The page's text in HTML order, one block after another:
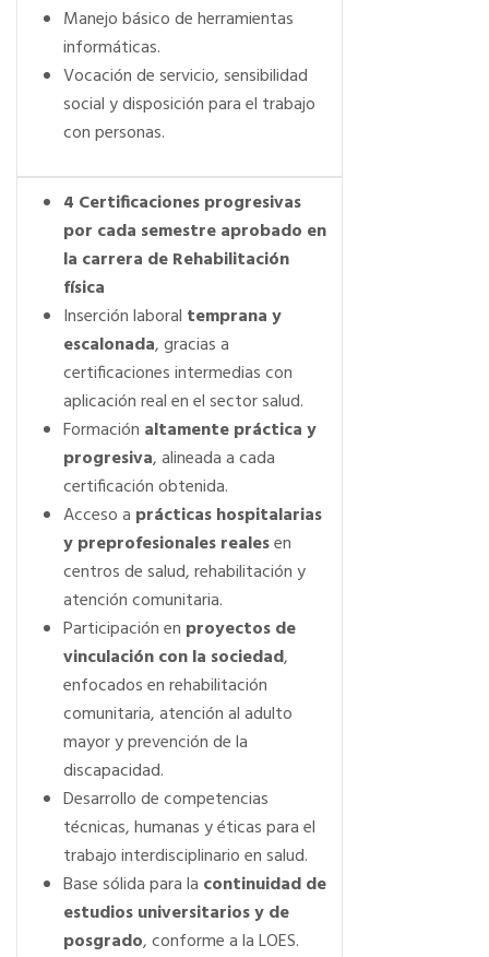
Manejo básico de herramientas
informáticas.
Vocación de servicio, sensibilidad
social y disposición para el trabajo
con personas.
4 Certificaciones progresivas
por cada semestre aprobado en
la carrera de Rehabilitación
física
Inserción laboral temprana y
escalonada, gracias a
certificaciones intermedias con
aplicación real en el sector salud.
Formación altamente práctica y
progresiva, alineada a cada
certificación obtenida.
Acceso a prácticas hospitalarias
y preprofesionales realesen
centros de salud, rehabilitación y
atención comunitaria.
Participación en proyectos de
vinculación con la sociedad,
enfocados en rehabilitación
comunitaria, atención al adulto
mayor y prevención de la
discapacidad.
Desarrollo de competencias
técnicas, humanas y éticas para el
trabajo interdisciplinario en salud.
Base sólida para la continuidad de
estudios universitarios y de
posgrado, conforme a la LOES.